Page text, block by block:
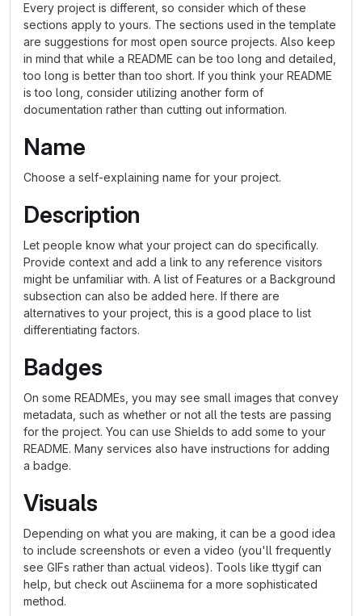
Every project is different, so consider which of these
sections apply to yours. The sections used in the template
are suggestions for most open source projects. Also keep
in mind that while a README can be too long and detailed,
too long is better than too short. If you think your README
is too long, consider utilizing another form of
documentation rather than cutting out information.
Name
Choose a self-explaining name for your project.
Description
Let people know what your project can do specifically.
Provide context and add a link to any reference visitors
might be unfamiliar with. A list of Features or a Background
subsection can also be added here. If there are
alternatives to your project, this is a good place to list
differentiating factors.
Badges
On some READMEs, you may see small images that convey
metadata, such as whether or not all the tests are passing
for the project. You can use Shields to add some to your
README. Many services also have instructions for adding
a badge.
Visuals
Depending on what you are making, it can be a good idea
to include screenshots or even a video (you'll frequently
see GIFs rather than actual videos). Tools like ttygif can
help, but check out Asciinema for a more sophisticated
method.